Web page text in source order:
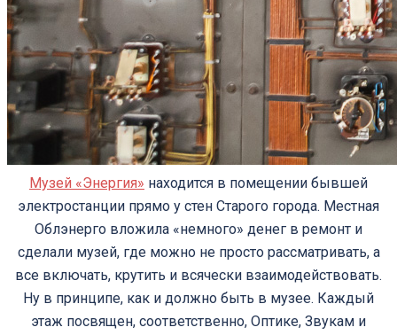
Музей «Энергия» находится в помещении бывшей
электростанции прямо у стен Старого города. Местная
Облэнерго вложила «немного» денег в ремонт и
сделали музей, где можно не просто рассматривать, а
все включать, крутить и всячески взаимодействовать.
Ну в принципе, как и должно быть в музее. Каждый
этаж посвящен, соответственно, Оптике, Звукам и